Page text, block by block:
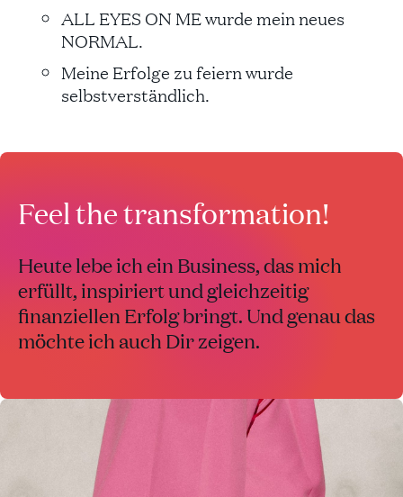
ALL EYES ON ME wurde mein neues
NORMAL.
Meine Erfolge zu feiern wurde
selbstverständlich.
Feel the transformation!
Heute lebe ich ein Business, das mich
erfüllt, inspiriert und gleichzeitig
finanziellen Erfolg bringt. Und genau das
möchte ich auch Dir zeigen.